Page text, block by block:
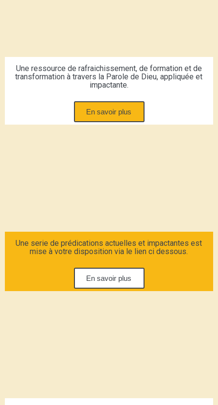
Une ressource de rafraichissement, de formation et de
transformation à travers la Parole de Dieu, appliquée et
impactante.
En savoir plus
Une serie de prédications actuelles et impactantes est
mise à votre disposition via le lien ci dessous.
En savoir plus